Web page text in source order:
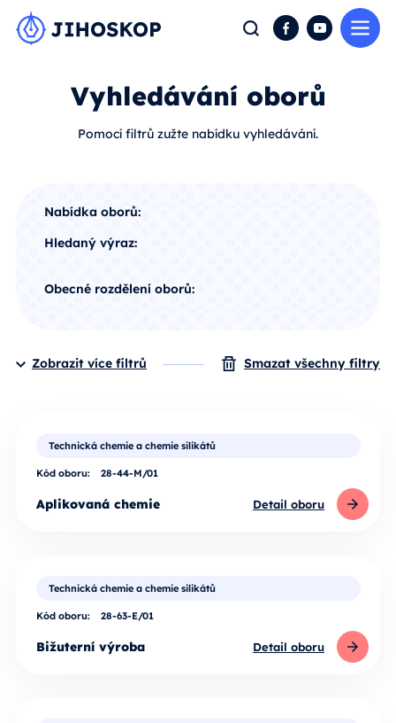
Hledat FacebookYouTube
Vyhledávání oborů
Pomocí filtrů zužte nabídku vyhledávání.
Nabídka oborů:
Hledaný výraz:
Obecné rozdělení oborů:
Zobrazit více filtrů Smazat všechny filtry
Technická chemie a chemie silikátů
Kód oboru: 28-44-M/01
Aplikovaná chemie Detail oboru
Technická chemie a chemie silikátů
Kód oboru: 28-63-E/01
Bižuterní výroba Detail oboru